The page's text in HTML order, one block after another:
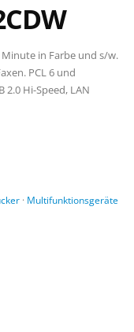
Minute in Farbe und s/w.
PCL 6 und
2.0 Hi-Speed, LAN
· Multifunktionsgeräte